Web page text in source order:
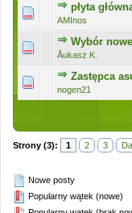
płyta
AMInos
0 głosów -
Wybór
Åukasz K.
0 głosów -
Zastępca
nogen21
0 głosów -
Strony (3): 1 2 3
Nowe posty
Popularny wątek (nowe)